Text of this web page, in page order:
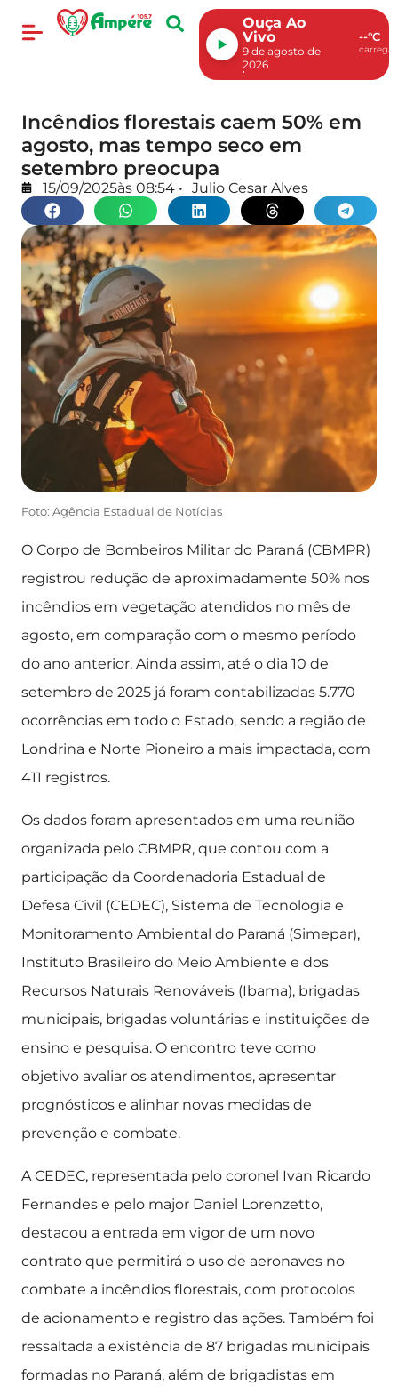
Ouça Ao
Vivo
9 de agosto de
2026
--°C
Incêndios florestais caem 50% em
agosto, mas tempo seco em
setembro preocupa
15/09/2025às 08:54 • Julio Cesar Alves
Foto: Agência Estadual de Notícias
O Corpo de Bombeiros Militar do Paraná (CBMPR)
registrou redução de aproximadamente 50% nos
incêndios em vegetação atendidos no mês de
agosto, em comparação com o mesmo período
do ano anterior. Ainda assim, até o dia 10 de
setembro de 2025 já foram contabilizadas 5.770
ocorrências em todo o Estado, sendo a região de
Londrina e Norte Pioneiro a mais impactada, com
411 registros.
Os dados foram apresentados em uma reunião
organizada pelo CBMPR, que contou com a
participação da Coordenadoria Estadual de
Defesa Civil (CEDEC), Sistema de Tecnologia e
Monitoramento Ambiental do Paraná (Simepar),
Instituto Brasileiro do Meio Ambiente e dos
Recursos Naturais Renováveis (Ibama), brigadas
municipais, brigadas voluntárias e instituições de
ensino e pesquisa. O encontro teve como
objetivo avaliar os atendimentos, apresentar
prognósticos e alinhar novas medidas de
prevenção e combate.
A CEDEC, representada pelo coronel Ivan Ricardo
Fernandes e pelo major Daniel Lorenzetto,
destacou a entrada em vigor de um novo
contrato que permitirá o uso de aeronaves no
combate a incêndios florestais, com protocolos
de acionamento e registro das ações. Também foi
ressaltada a existência de 87 brigadas municipais
formadas no Paraná, além de brigadistas em